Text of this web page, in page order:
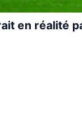
en réalité